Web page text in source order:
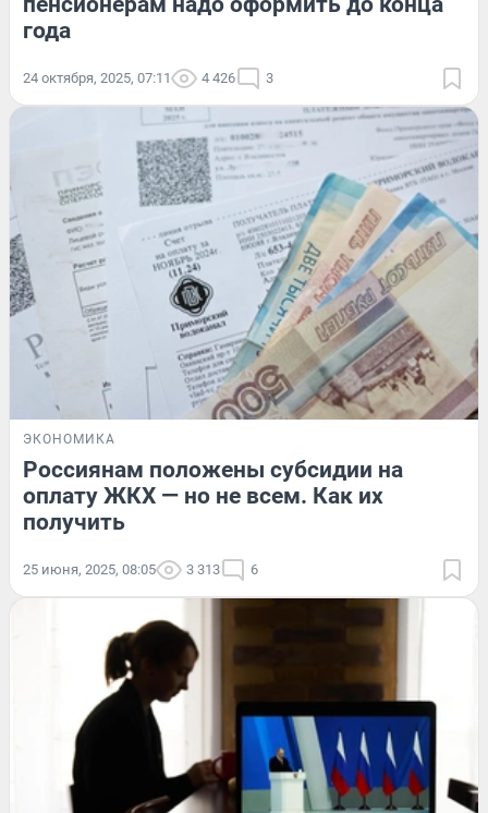
года
24 октября, 2025, 07:11 4 426 3
ЭКОНОМИКА
Россиянам положены субсидии на
оплату ЖКХ — но не всем. Как их
получить
25 июня, 2025, 08:05 3 313 6